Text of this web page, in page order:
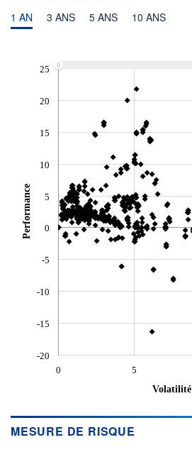
NOTATION MORNINGSTAR ⁽¹⁾
1 AN 3 ANS 5 ANS 10 ANS
-20
-15
-10
-5
0
5
10
15
20
25
Performance
0 5
Volatilité
MESURE DE RISQUE